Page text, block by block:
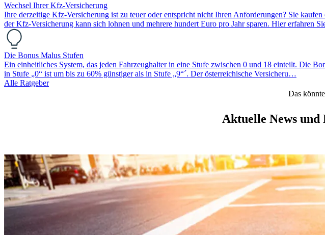
Wechsel Ihrer Kfz-Versicherung
Ihre derzeitige Kfz-Versicherung ist zu teuer oder entspricht nicht Ihren Anforderungen? Sie
der Kfz-Versicherung kann sich lohnen und mehrere hundert Euro pro Jahr sparen. Hier erfahren
Die Bonus Malus Stufen
Ein einheitliches System, das jeden Fahrzeughalter in eine Stufe zwischen 0 und 18 einteilt. Die
in Stufe „0“ ist um bis zu 60% günstiger als in Stufe „9“´. Der österreichische Versicheru…
Alle Ratgeber
Das
Aktuelle News und